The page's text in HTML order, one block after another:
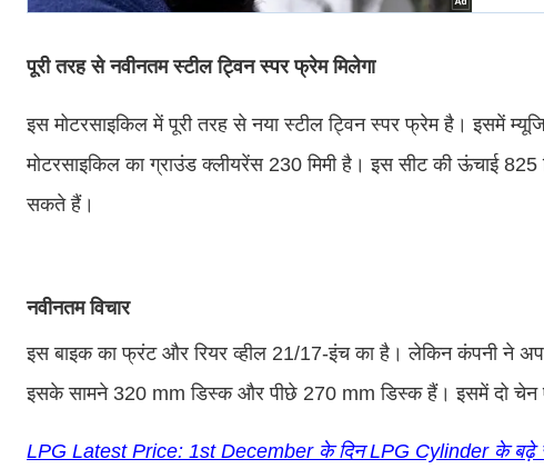
पूरी तरह से नवीनतम स्टील ट्विन स्पर फ्रेम मिलेगा
इस मोटरसाइकिल में पूरी तरह से नया स्टील ट्विन स्पर फ्रेम है। इसमें
मोटरसाइकिल का ग्राउंड क्लीयरेंस 230 मिमी है। इस सीट की
सकते हैं।
नवीनतम विचार
इस बाइक का फ्रंट और रियर व्हील 21/17-इंच का है। लेकिन कंपनी ने
इसके सामने 320 mm डिस्क और पीछे 270 mm डिस्क हैं। इसमें दो चेन
LPG Latest Price: 1st December के दिन LPG Cylinder के बढ़े